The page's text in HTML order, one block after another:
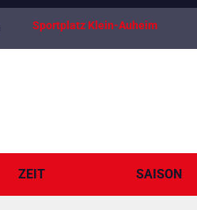
Sportplatz Klein-Auheim
ZEIT SAISON